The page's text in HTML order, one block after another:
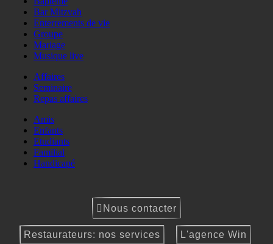
Bar Mitzvah
Enterrements de vie
Groupe
Mariage
Musique live
Affaires
Seminaire
Repas affaires
Amis
Enfants
Etudiants
Familial
Handicapé
Nous contacter
Restaurateurs: nos services L'agence Win